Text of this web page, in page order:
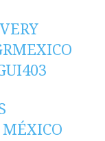
MÉXICO